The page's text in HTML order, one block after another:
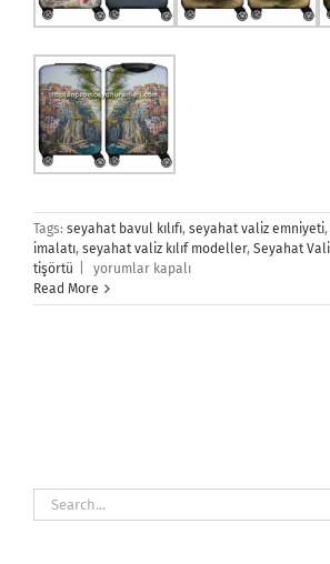
Tags: seyahat bavul kılıfı, seyahat valiz emniyeti,
imalatı, seyahat valiz kılıf modeller, Seyahat
tişörtü
Seyahat
Valiz
Kılıfı
yorumlar kapalı
Read More
Search
for: